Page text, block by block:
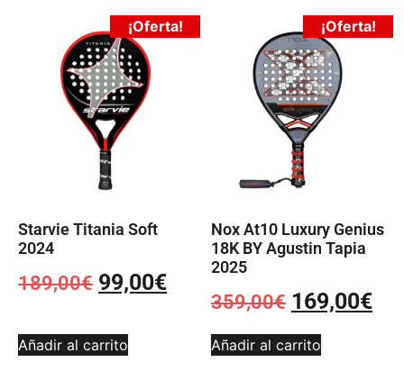
¡Oferta!
Starvie Titania Soft
2024
189,00€ 99,00€
Añadir al carrito
¡Oferta!
Nox At10 Luxury Genius
18K BY Agustin Tapia
2025
359,00€ 169,00€
Añadir al carrito